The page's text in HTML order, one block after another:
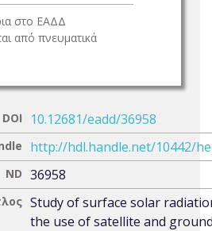
στο ΕΑΔΔ
από πνευματικά
DOI 10.12681/eadd/36958
http://hdl.handle.net/10442/
ND 36958
Study of surface solar
the use of satellite and